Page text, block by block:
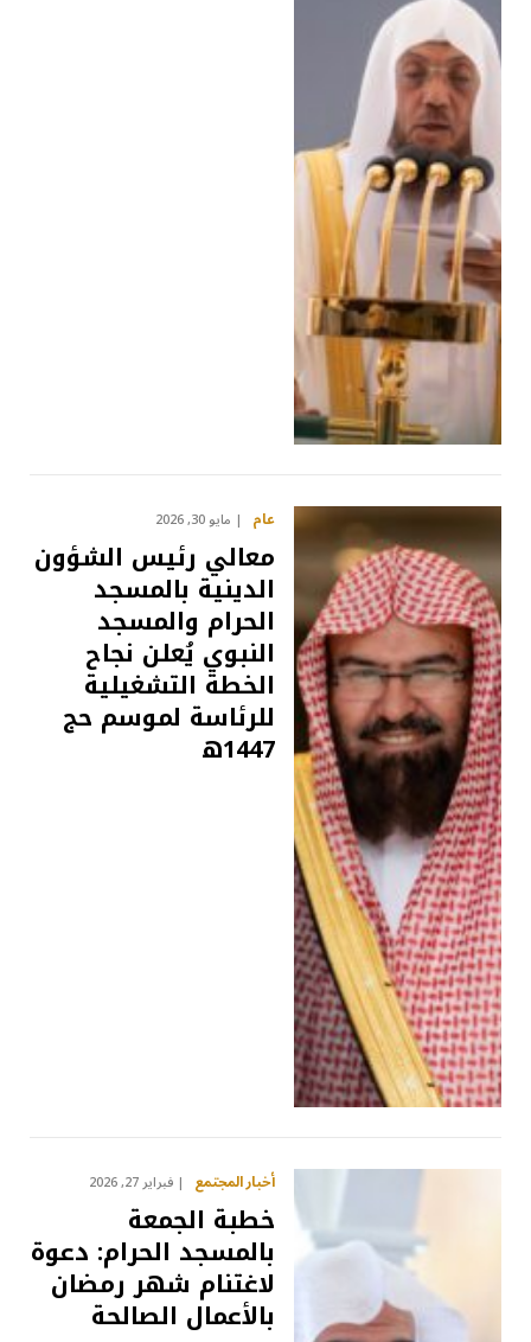
عام مايو 30, 2026
معالي رئيس الشؤون
الدينية بالمسجد
الحرام والمسجد
النبوي يُعلن نجاح
الخطة التشغيلية
للرئاسة لموسم حج
1447ه
أخبار المجتمع فبراير 27, 2026
خطبة الجمعة
بالمسجد الحرام: دعوة
لاغتنام شهر رمضان
بالأعمال الصالحة